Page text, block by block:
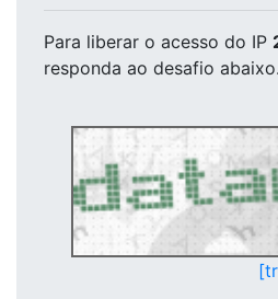
Para liberar o acesso do IP
responda ao desafio abaixo.